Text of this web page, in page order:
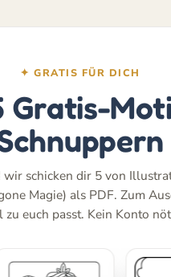
✦ GRATIS FÜR DICH
Gratis-
schicken dir 5 von
Magie) als PDF. Zum
euch passt. Kein Konto